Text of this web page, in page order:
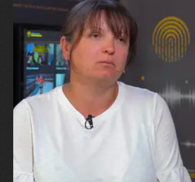
29.07.2026
Марина, Ваїд та Аміна Харченко
"Попри всі втрати, ми не
зламалися: тепер я бачу
свого вбитого чоловіка у
наших дітях"